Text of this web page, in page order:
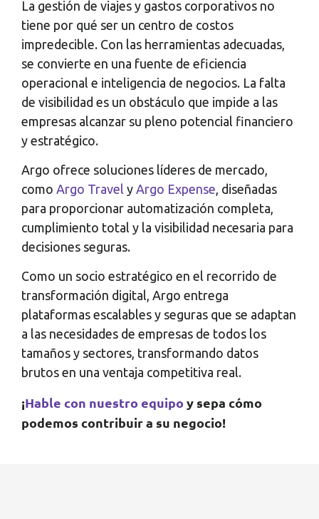
La gestión de viajes y gastos corporativos no
tiene por qué ser un centro de costos
impredecible. Con las herramientas adecuadas,
se convierte en una fuente de eficiencia
operacional e inteligencia de negocios. La falta
de visibilidad es un obstáculo que impide a las
empresas alcanzar su pleno potencial financiero
y estratégico.
Argo ofrece soluciones líderes de mercado,
como Argo Travel y Argo Expense, diseñadas
para proporcionar automatización completa,
cumplimiento total y la visibilidad necesaria para
decisiones seguras.
Como un socio estratégico en el recorrido de
transformación digital, Argo entrega
plataformas escalables y seguras que se adaptan
a las necesidades de empresas de todos los
tamaños y sectores, transformando datos
brutos en una ventaja competitiva real.
¡Hable con nuestro equipo y sepa cómo
podemos contribuir a su negocio!